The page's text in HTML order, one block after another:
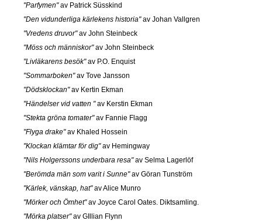
"Parfymen"av Patrick Süsskind
"Den vidunderliga kärlekens historia"av Johan Vallgren
"Vredens druvor"av John Steinbeck
"Möss och människor"av John Steinbeck
"Livläkarens besök"av P.O. Enquist
"Sommarboken"av Tove Jansson
"Dödsklockan"av Kertin Ekman
"Händelser vid vatten "av Kerstin Ekman
"Stekta gröna tomater"av Fannie Flagg
"Flyga drake"av Khaled Hossein
"Klockan klämtar för dig"av Hemingway
"Nils Holgerssons underbara resa"av Selma Lagerlöf
"Berömda män som varit i Sunne"av Göran Tunström
"Kärlek, vänskap, hat"av Alice Munro
"Mörker och Ömhet"av Joyce Carol Oates. Diktsamling.
"Mörka platser"av GIllian Flynn